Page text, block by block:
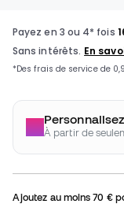
À partir de
Ajoutez au moins70 €